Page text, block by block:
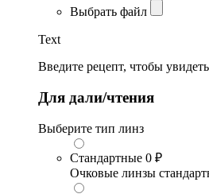
Выбрать файл
Text
Введите рецепт, чтобы
Для дали/чтения
Выберите тип линз
Стандартные 0 ₽
Очковые линзы